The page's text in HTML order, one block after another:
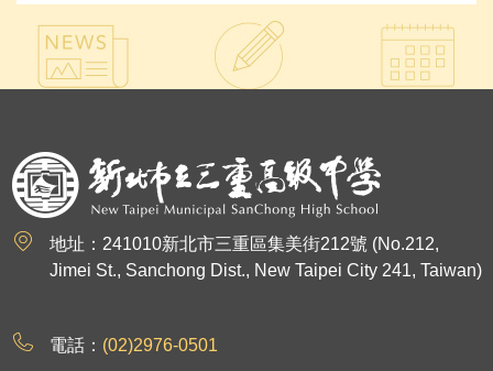
地址：241010新北市三重區集美街212號 (No.212,
Jimei St., Sanchong Dist., New Taipei City 241, Taiwan)
電話： (02)2976-0501